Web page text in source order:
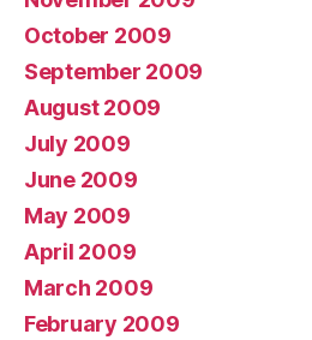
October 2009
September 2009
August 2009
July 2009
June 2009
May 2009
April 2009
March 2009
February 2009